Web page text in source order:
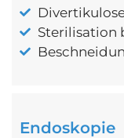
Sterilisation
Endoskopie